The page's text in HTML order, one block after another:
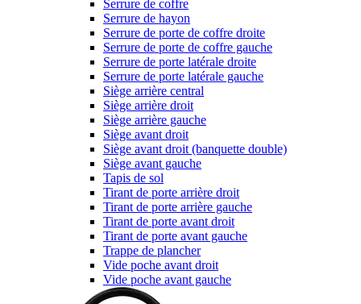
Serrure de coffre
Serrure de hayon
Serrure de porte de coffre droite
Serrure de porte de coffre gauche
Serrure de porte latérale droite
Serrure de porte latérale gauche
Siège arrière central
Siège arrière droit
Siège arrière gauche
Siège avant droit
Siège avant droit (banquette double)
Siège avant gauche
Tapis de sol
Tirant de porte arrière droit
Tirant de porte arrière gauche
Tirant de porte avant droit
Tirant de porte avant gauche
Trappe de plancher
Vide poche avant droit
Vide poche avant gauche